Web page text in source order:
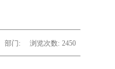
部门: 浏览次数: 2450